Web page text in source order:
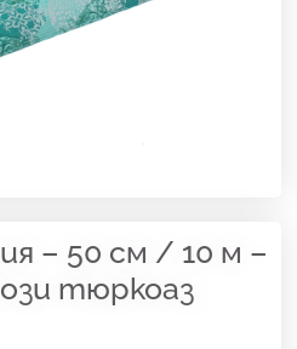
– 50 см / 10 м –
тюркоаз